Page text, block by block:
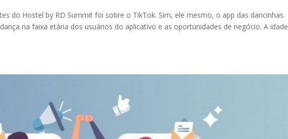
do Hostel by RD Summit foi sobre o TikTok. Sim, ele mesmo, o app das dancinhas.
na faixa etária dos usuários do aplicativo e as oportunidades de negócio. A idade